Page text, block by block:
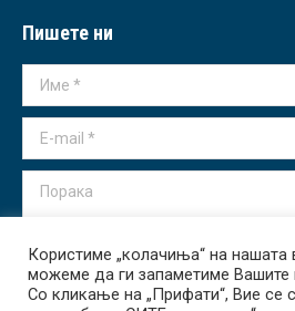
opens
in
new
opens
in
opens
in
in
Пишете ни
Име *
E-mail *
Порака
Користиме „колачиња“ на нашата
можеме да ги запаметиме Вашите
Со кликање на „Прифати“, Вие се